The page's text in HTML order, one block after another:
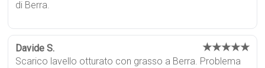
di Berra.
Davide S. ★★★★★
Scarico lavello otturato con grasso a Berra. Problema